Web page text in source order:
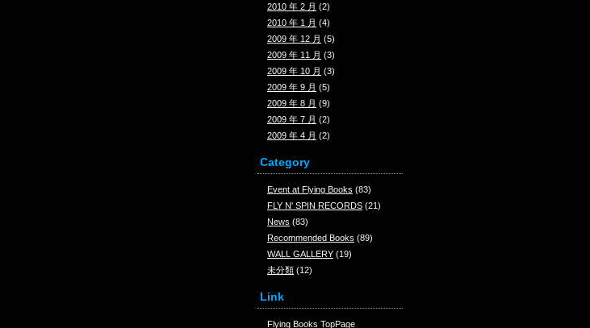
2010 年 2 月 (2)
2010 年 1 月 (4)
2009 年 12 月 (5)
2009 年 11 月 (3)
2009 年 10 月 (3)
2009 年 9 月 (5)
2009 年 8 月 (9)
2009 年 7 月 (2)
2009 年 4 月 (2)
Category
Event at Flying Books (83)
FLY N' SPIN RECORDS (21)
News (83)
Recommended Books (89)
WALL GALLERY (19)
未分類 (12)
Link
Flying Books TopPage